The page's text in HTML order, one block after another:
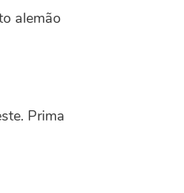
alemão
Prima